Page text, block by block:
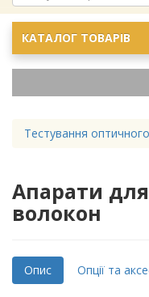
КАТАЛОГ ТОВАРІВ
Тестування
Апарати
волокон
Опис Опції та